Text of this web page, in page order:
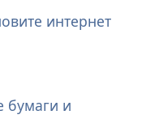
интернет
бумаги и